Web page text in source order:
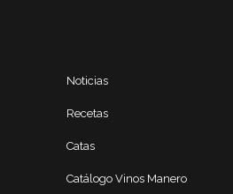
Noticias
Recetas
Catas
Catálogo Vinos Manero